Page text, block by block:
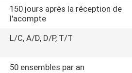
150 jours après la réception de
l'acompte
L/C, A/D, D/P, T/T
50 ensembles par an